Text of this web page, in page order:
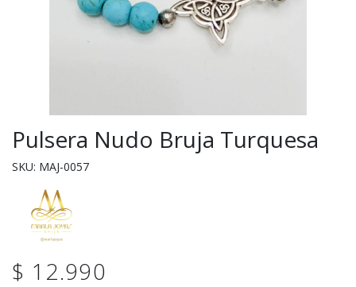
Pulsera Nudo Bruja Turquesa
SKU: MAJ-0057
$ 12.990